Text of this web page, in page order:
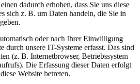
dadurch erhoben, dass Sie uns diese
sich z. B. um Daten handeln, die Sie in
oder nach Ihrer Einwilligung
durch unsere IT-Systeme erfasst. Das sind
(z. B. Internetbrowser, Betriebssystem
Die Erfassung dieser Daten erfolgt
Website betreten.